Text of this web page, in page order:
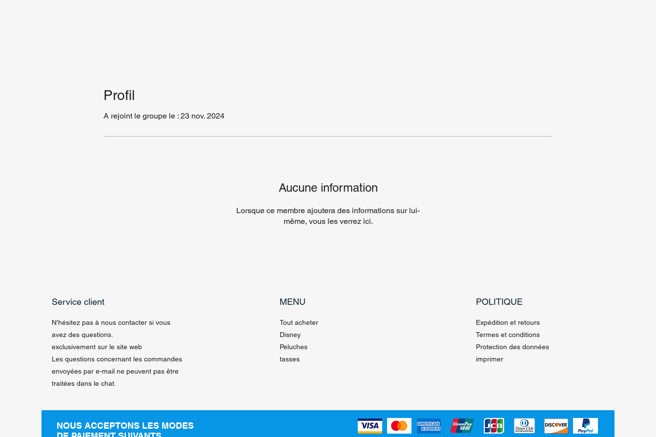
Profil
A rejoint le groupe le : 23 nov. 2024
Aucune information
Lorsque ce membre ajoutera des informations sur lui-
même, vous les verrez ici.
Service client
N'hésitez pas à nous contacter si vous
avez des questions.
exclusivement sur le site web
Les questions concernant les commandes
envoyées par e-mail ne peuvent pas être
traitées dans le chat.
MENU
Tout acheter
Disney
Peluches
tasses
POLITIQUE
Expédition et retours
Termes et conditions
Protection des données
imprimer
NOUS ACCEPTONS LES MODES